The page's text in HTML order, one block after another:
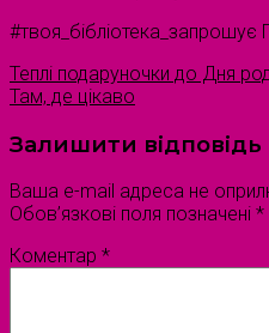
#твоя_бібліотека_запрошує
Теплі подаруночки до Дня
Там, де цікаво
Залишити відповідь
Ваша e-mail адреса не
Обов’язкові поля позначені *
Коментар *